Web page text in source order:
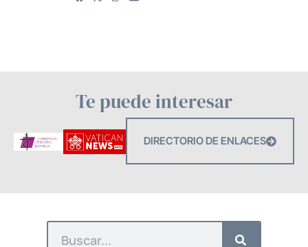
Te puede interesar
DIRECTORIO DE ENLACES